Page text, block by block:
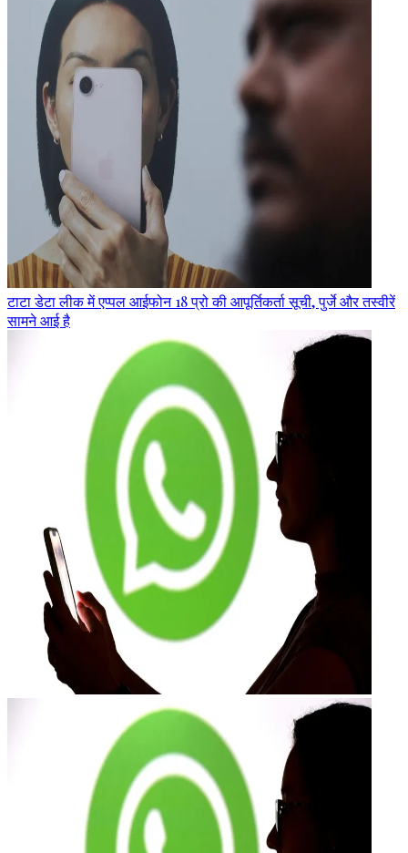
टाटा डेटा लीक में एप्पल आईफोन 18 प्रो की आपूर्तिकर्ता सूची, पुर्जे और तस्वीरें
सामने आई है